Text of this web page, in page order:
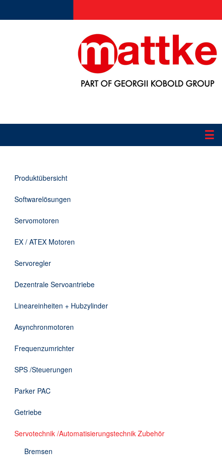
☰
Applikationen
Informationen
Downloads
Kontakt
Produktübersicht
Softwarelösungen
Servomotoren
EX / ATEX Motoren
Servoregler
Dezentrale Servoantriebe
Lineareinheiten + Hubzylinder
Asynchronmotoren
Frequenzumrichter
SPS /Steuerungen
Parker PAC
Getriebe
Servotechnik /Automatisierungstechnik Zubehör
Bremsen